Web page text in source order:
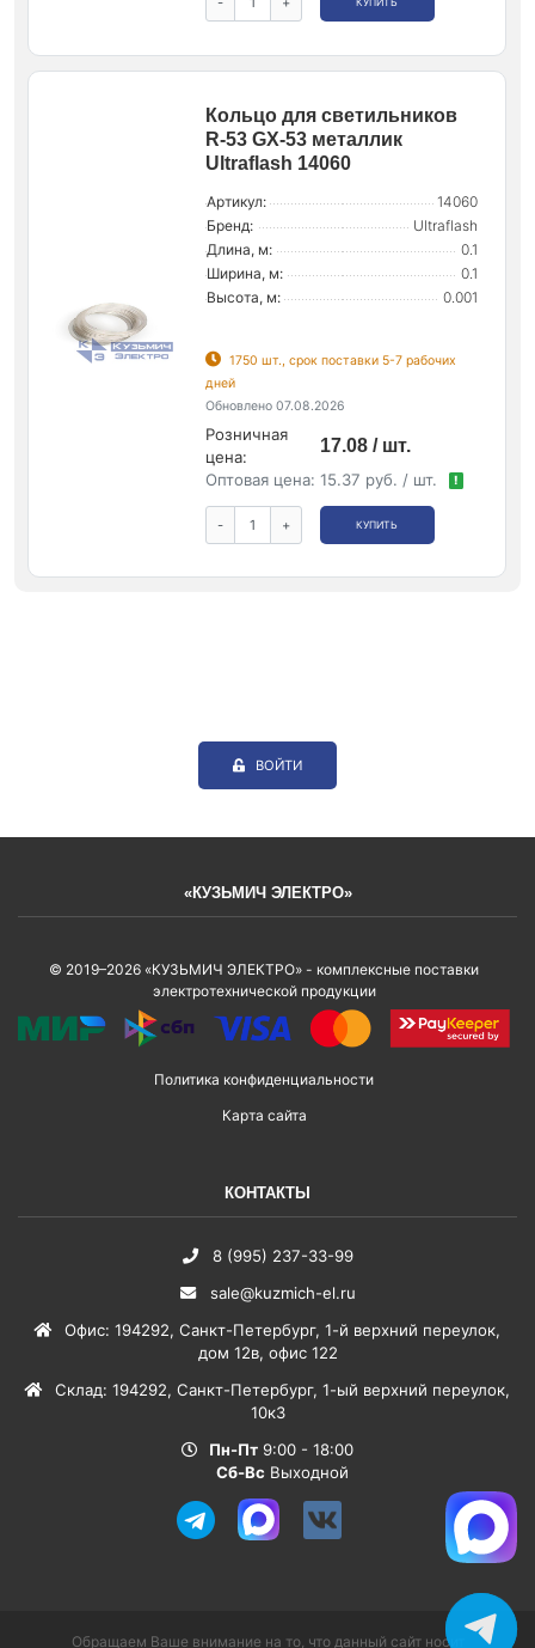
КУПИТЬ
Кольцо для светильников
R-53 GX-53 металлик
Ultraflash 14060
Артикул:
14060
Бренд:
Ultraflash
Длина, м:
0.1
Ширина, м:
0.1
Высота, м:
0.001
1750 шт., срок поставки 5-7 рабочих
дней
Обновлено 07.08.2026
Розничная
цена:
17.08 / шт.
Оптовая цена: 15.37 руб. / шт. !
- + КУПИТЬ
ВОЙТИ
«КУЗЬМИЧ ЭЛЕКТРО»
© 2019–2026 «КУЗЬМИЧ ЭЛЕКТРО» - комплексные поставки
электротехнической продукции
Политика конфиденциальности
Карта сайта
КОНТАКТЫ
8 (995) 237-33-99
sale@kuzmich-el.ru
Офис: 194292, Санкт-Петербург, 1-й верхний переулок,
дом 12в, офис 122
Склад: 194292, Санкт-Петербург, 1-ый верхний переулок,
10к3
Пн-Пт 9:00 - 18:00
Сб-Вс Выходной
Обращаем Ваше внимание на то, что данный сайт носит